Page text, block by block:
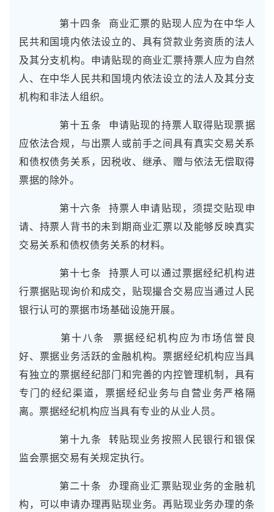
第十四条 商业汇票的贴现人应为在中华人
民共和国境内依法设立的、具有贷款业务资质的法人
及其分支机构。申请贴现的商业汇票持票人应为自然
人、在中华人民共和国境内依法设立的法人及其分支
机构和非法人组织。
第十五条 申请贴现的持票人取得贴现票据
应依法合规，与出票人或前手之间具有真实交易关系
和债权债务关系，因税收、继承、赠与依法无偿取得
票据的除外。
第十六条 持票人申请贴现，须提交贴现申
请、持票人背书的未到期商业汇票以及能够反映真实
交易关系和债权债务关系的材料。
第十七条 持票人可以通过票据经纪机构进
行票据贴现询价和成交，贴现撮合交易应当通过人民
银行认可的票据市场基础设施开展。
第十八条 票据经纪机构应为市场信誉良
好、票据业务活跃的金融机构。票据经纪机构应当具
有独立的票据经纪部门和完善的内控管理机制，具有
专门的经纪渠道，票据经纪业务与自营业务严格隔
离。票据经纪机构应当具有专业的从业人员。
第十九条 转贴现业务按照人民银行和银保
监会票据交易有关规定执行。
第二十条 办理商业汇票贴现业务的金融机
构，可以申请办理再贴现业务。再贴现业务办理的条